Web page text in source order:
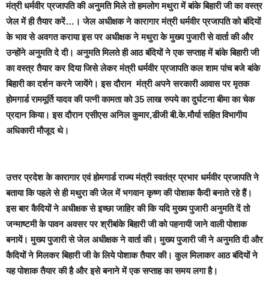
मंत्री धर्मवीर प्रजापति की अनुमति मिले तो हमलोग मथुरा में बांके बिहारी जी का वस्त्र
जेल में ही तैयार करें…। जेल अधीक्षक ने कारागार मंत्री धर्मवीर प्रजापति को बंदियों
के भाव से अवगत कराया इस पर अधीक्षक ने मथुरा के मुख्य पुजारी से वार्ता की और
उन्होंने अनुमति दे दी। अनुमति मिलते ही आठ बंदियों ने एक सप्ताह में बांके बिहारी जी
का वस्त्र तैयार कर दिया जिसे लेकर मंत्री धर्मवीर प्रजापति कल शाम पांच बजे बांके
बिहारी का दर्शन करने जायेंगे। इस दौरान मंत्री अपने सरकारी आवास पर मृतक
होमगार्ड राममूर्ति यादव की पत्नी कामता को 35 लाख रुपये का दुर्घटना बीमा का चेक
प्रदान किया। इस दौरान एसीएस अनिल कुमार,डीजी बी.के.मौर्या सहित विभागीय
अधिकारी मौजूद थे।
उत्तर प्रदेश के कारागार एवं होमगार्ड राज्य मंत्री स्वतंत्र प्रभार धर्मवीर प्रजापति ने
बताया किपहले से ही मथुरा की जेल में भगवान कृष्ण की पोशाक कैदी बनाते रहे हैं।
इस बार कैदियों ने अधीक्षक से इच्छा जाहिर की कि यदि मुख्य पुजारी अनुमति दें तो
जन्माष्टमी के पावन अवसर पर श्रीबांके बिहारी जी को पहनायी जाने वाली पोशाक
बनायें। मुख्य पुजारी से जेल अधीक्षक ने वार्ता की। मुख्य पुजारी जी ने अनुमति दी और
कैदियों ने मिलकर बिहारी जी के लिये पोशाक तैयार की। कुल मिलाकर आठ बंदियों ने
यह पोशाक तैयार की है और इसे बनाने में एक सप्ताह का समय लगा है।